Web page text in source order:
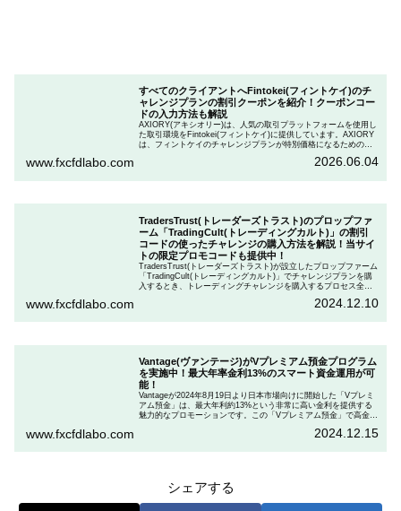
すべてのクライアントへFintokei(フィントケイ)のチ
ャレンジプランの割引クーポンを紹介！クーポンコー
ドの入力方法も解説
AXIORY(アキシオリー)は、人気の取引プラットフォームを使用し
た取引環境をFintokei(フィントケイ)に提供しています。AXIORY
は、フィントケイのチャレンジプランが特別価格になるためのク
ランを申し込むときのクーポンコードを入力して割引にする方法
www.fxcfdlabo.com 2026.06.04
TradersTrust(トレーダーズトラスト)のプロップファ
ーム「TradingCult(トレーディングカルト)」の割引
コードの使ったチャレンジの購入方法を解説！当サイ
トの限定プロモコードも提供中！
TradersTrust(トレーダーズトラスト)が設立したプロップファーム
「TradingCult(トレーディングカルト)」でチャレンジプランを購
入するとき、トレーディングチャレンジを購入するプロセス全体
ます。さらに、TradingCultがほぼ定期的に実施している割引コー
www.fxcfdlabo.com 2024.12.10
Vantage(ヴァンテージ)がVプレミアム預金プログラム
を実施中！最大年率金利13%のスマート資金運用が可
能！
Vantageが2024年8月19日より日本市場向けに開始した「Vプレミ
アム預金」は、最大年利約13%という非常に高い金利を提供する
魅力的なプロモーションです。この「Vプレミアム預金」で高金利
「Vプレミアム預金」を行いたい人は、この記事をしっかりと読ん
www.fxcfdlabo.com 2024.12.15
シェアする